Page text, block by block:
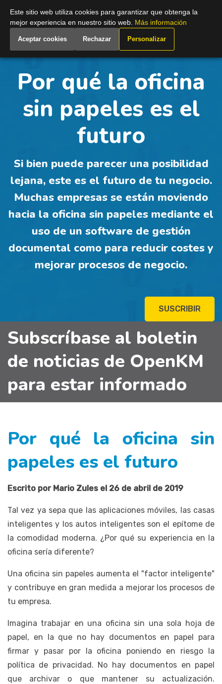
Spain
Por qué la oficina
sin papeles es el
futuro
Si bien puede parecer una posibilidad
lejana, este es el futuro de tu negocio.
Muchas empresas se están moviendo
hacia la oficina sin papeles mediante el
uso de un software de gestión
documental como para reducir costes y
mejorar procesos de negocio.
SUSCRIBIR
Subscríbase al boletin
de noticias de OpenKM
para estar informado
Por qué la oficina sin
papeles es el futuro
Escrito por Mario Zules el 26 de abril de 2019
Tal vez ya sepa que las aplicaciones móviles, las casas
inteligentes y los autos inteligentes son el epítome de
la comodidad moderna. ¿Por qué su experiencia en la
oficina sería diferente?
Una oficina sin papeles aumenta el "factor inteligente"
y contribuye en gran medida a mejorar los procesos de
tu empresa.
Imagina trabajar en una oficina sin una sola hoja de
papel, en la que no hay documentos en papel para
firmar y pasar por la oficina poniendo en riesgo la
política de privacidad. No hay documentos en papel
que archivar o que mantener su actualización.
Este sitio web utiliza cookies para garantizar que obtenga la
mejor experiencia en nuestro sitio web. Más información
Aceptar cookies Rechazar Personalizar